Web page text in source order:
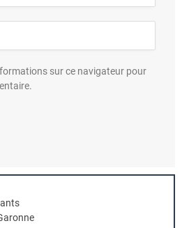
sur ce navigateur pour